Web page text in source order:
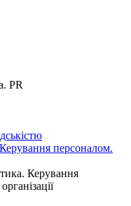
PR
персоналом.
Керування